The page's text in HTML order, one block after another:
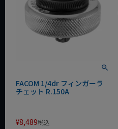
FACOM 1/4dr フィンガーラ
チェット R.150A
¥8,489税込